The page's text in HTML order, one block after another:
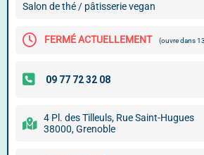
Salon de thé / pâtisserie vegan
FERMÉ ACTUELLEMENT (ouvre dans
4 Pl. des Tilleuls, Rue Saint-Hugues
38000, Grenoble